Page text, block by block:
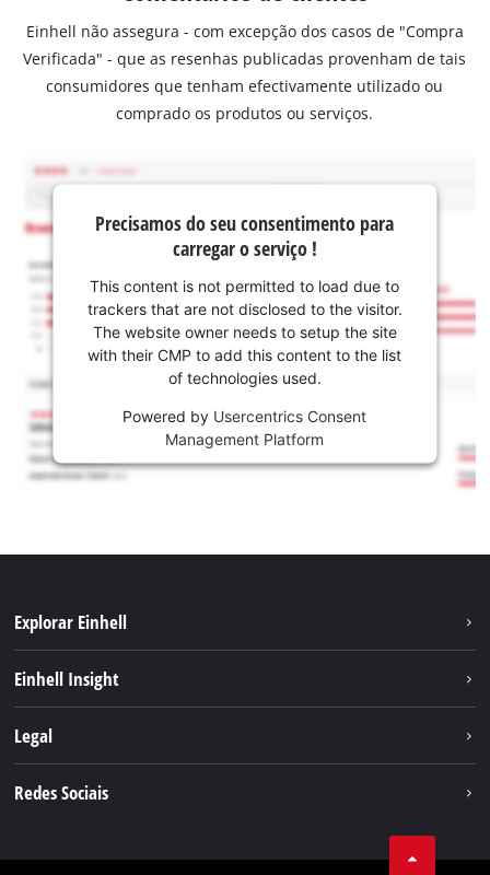
Einhell não assegura - com excepção dos casos de "Compra
Verificada" - que as resenhas publicadas provenham de tais
consumidores que tenham efectivamente utilizado ou
comprado os produtos ou serviços.
Precisamos do seu consentimento para
carregar o serviço !
This content is not permitted to load due to
trackers that are not disclosed to the visitor.
The website owner needs to setup the site
with their CMP to add this content to the list
of technologies used.
Powered by Usercentrics Consent
Management Platform
Explorar Einhell
Serviço
Einhell Insight
Carreira
Legal
Redes Sociais